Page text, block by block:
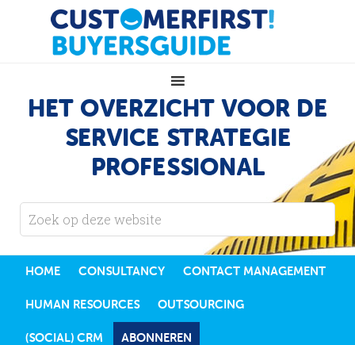
HET OVERZICHT VOOR DE
SERVICE STRATEGIE
PROFESSIONAL
HOME CONSULTANCY CONTACT MANAGEMENT
HUMAN RESOURCES OUTSOURCING
(SOCIAL) CRM ABONNEREN